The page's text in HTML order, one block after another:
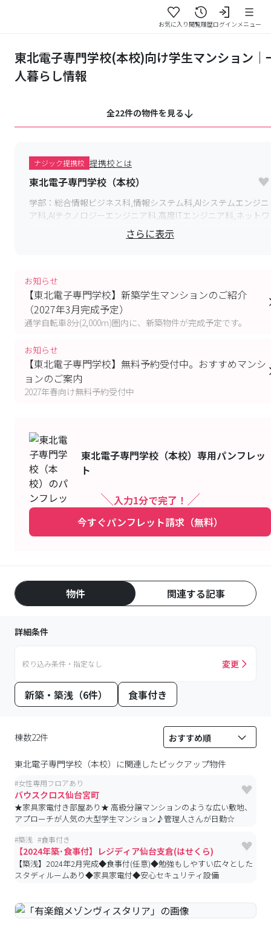
お気に入り閲覧履歴ログインメニュー
東北電子専門学校(本校)向け学生マンション｜
人暮らし情報
全22件の物件を見る
ナジック提携校 提携校とは
東北電子専門学校（本校）
学部： 総合情報ビジネス科,情報システム科,AIシステムエンジニ
ア科,AIテクノロジーエンジニア科,高度ITエンジニア科,ネットワ
ークシステム科,サイバーセキュリティ科,ゲームクリエーター
科,ゲームエンジニア科,CGクリエーター科,モバイルアプリケー
ンテリア科,電気工事科,機械CAD設計科,国際ビジネス科
〒980-0013宮城県仙台市青葉区花京院１丁目
最寄り駅：仙台,広瀬通
さらに表示
お知らせ
【東北電子専門学校】新築学生マンションのご紹介
（2027年3月完成予定）
通学自転車8分(2,000ｍ)圏内に、新築物件が完成予定です。
お知らせ
【東北電子専門学校】無料予約受付中。おすすめマンシ
ョンのご案内
2027年春向け無料予約受付中
東北電子専門学校（本校） 専用パンフレッ
ト
入力1分で完了！
今すぐパンフレット請求（無料）
物件 関連する記事
詳細条件
絞り込み条件・指定なし 変更
新築・築浅（6件） 食事付き
棟数22件
東北電子専門学校（本校） に関連したピックアップ物件
#女性専用フロアあり
バウスクロス仙台宮町
★家具家電付き部屋あり★ 高級分譲マンションのような広い敷地、
アプローチが人気の大型学生マンション♪管理人さんが日勤☆
#築浅 #食事付き
【2024年築･食事付】レジディア仙台支倉(はせくら)
【築浅】2024年2月完成◆食事付(任意)◆勉強もしやすい広々とした
スタディルームあり◆家具家電付◆安心セキュリティ設備